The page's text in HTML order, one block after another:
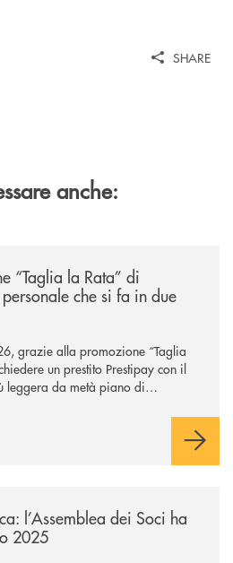
SHARE
anche:
“Taglia la Rata” di
che si fa in due
grazie alla promozione “Taglia
un prestito Prestipay con il
leggera da metà piano di
l’Assemblea dei Soci ha
2025